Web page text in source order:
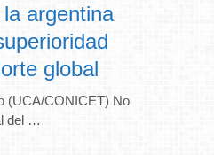
argentina
global
(UCA/CONICET) No
del …